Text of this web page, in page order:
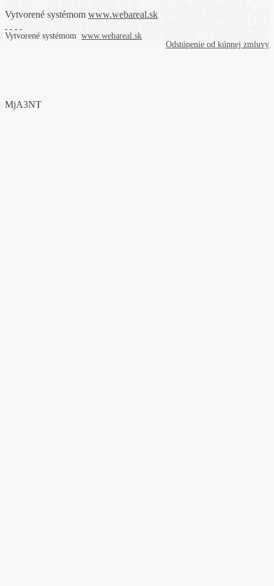
Vytvorené systémom www.webareal.sk
Vytvorené systémom www.webareal.sk
Odstúpenie od kúpnej zmluvy
MjA3NT